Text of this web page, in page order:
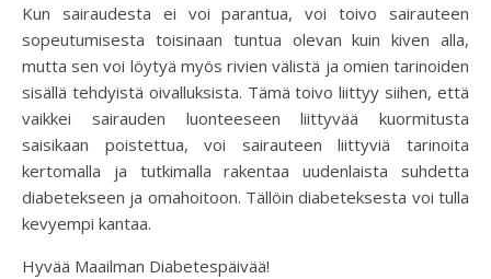
Kun sairaudesta ei voi parantua, voi toivo sairauteen
sopeutumisesta toisinaan tuntua olevan kuin kiven alla,
mutta sen voi löytyä myös rivien välistä ja omien tarinoiden
sisällä tehdyistä oivalluksista. Tämä toivo liittyy siihen, että
vaikkei sairauden luonteeseen liittyvää kuormitusta
saisikaan poistettua, voi sairauteen liittyviä tarinoita
kertomalla ja tutkimalla rakentaa uudenlaista suhdetta
diabetekseen ja omahoitoon. Tällöin diabeteksesta voi tulla
kevyempi kantaa.
Hyvää Maailman Diabetespäivää!